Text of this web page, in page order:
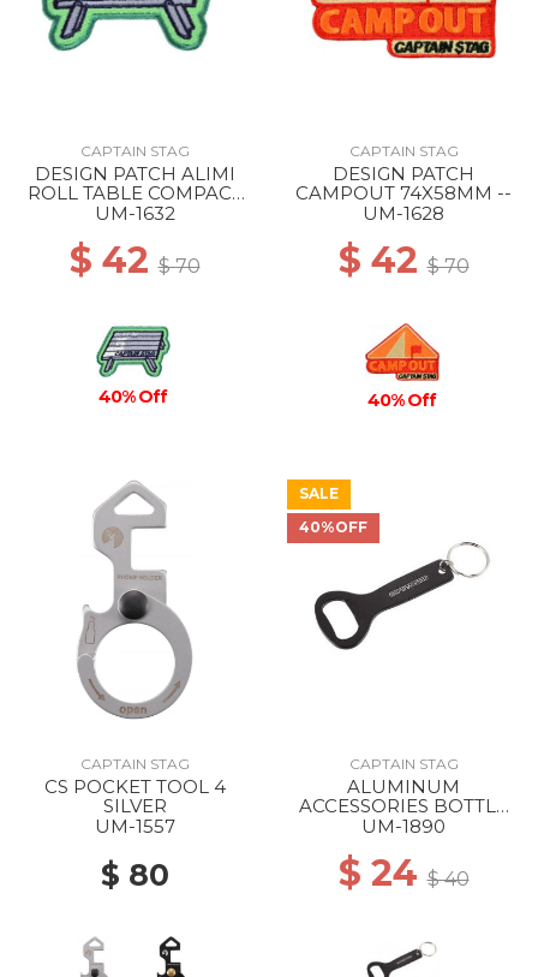
CAPTAIN STAG
DESIGN PATCH ALIMI
ROLL TABLE COMPACT
76X52MM --
UM-1632
$ 42$ 70
40% Off
CAPTAIN STAG
DESIGN PATCH
CAMPOUT 74X58MM --
UM-1628
$ 42$ 70
40% Off
CAPTAIN STAG
CS POCKET TOOL 4
SILVER
UM-1557
$ 80
SALE
40%OFF
CAPTAIN STAG
ALUMINUM
ACCESSORIES BOTTLE
OPENER STANDARD
UM-1890
$ 24$ 40